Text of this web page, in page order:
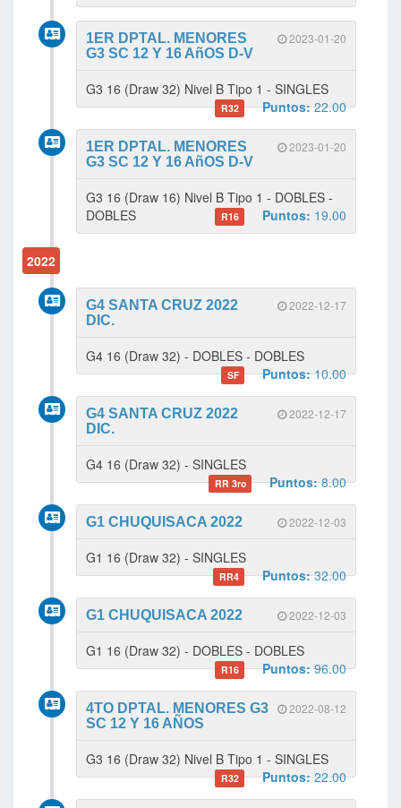
2023-01-20
1ER DPTAL. MENORES
G3 SC 12 Y 16 AñOS D-V
G3 16 (Draw 32) Nivel B Tipo 1 - SINGLES
R32 Puntos:22.00
2023-01-20
1ER DPTAL. MENORES
G3 SC 12 Y 16 AñOS D-V
G3 16 (Draw 16) Nivel B Tipo 1 - DOBLES -
DOBLES
R16 Puntos: 19.00
2022
2022-12-17
G4 SANTA CRUZ 2022
DIC.
G4 16 (Draw 32) - DOBLES - DOBLES
SF Puntos:10.00
2022-12-17
G4 SANTA CRUZ 2022
DIC.
G4 16 (Draw 32) - SINGLES
RR 3ro Puntos:8.00
2022-12-03
G1 CHUQUISACA 2022
G1 16 (Draw 32) - SINGLES
RR4 Puntos:32.00
2022-12-03
G1 CHUQUISACA 2022
G1 16 (Draw 32) - DOBLES - DOBLES
R16 Puntos:96.00
2022-08-12
4TO DPTAL. MENORES G3
SC 12 Y 16 AÑOS
G3 16 (Draw 32) Nivel B Tipo 1 - SINGLES
R32 Puntos:22.00